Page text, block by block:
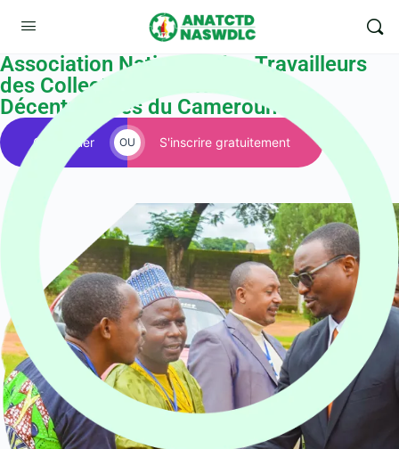
Association Nationale des Travailleurs
des Collectivités Territoriales
Décentralisées du Cameroun
Contribuer OU S'inscrire gratuitement